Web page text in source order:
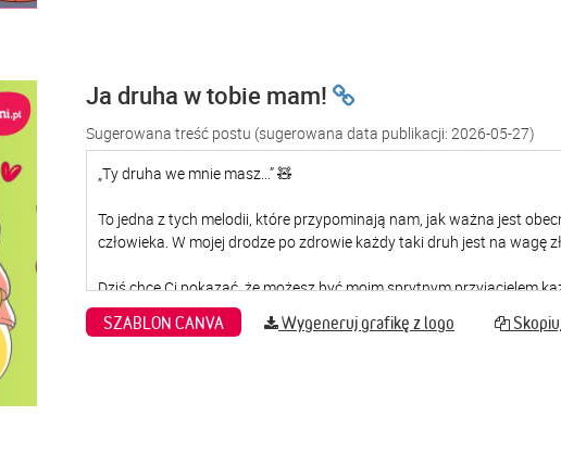
Ja druha w tobie mam!
Sugerowana treść postu (sugerowana data publikacji: 2026-05-27)
SZABLON CANVA Wygeneruj grafikę z logo